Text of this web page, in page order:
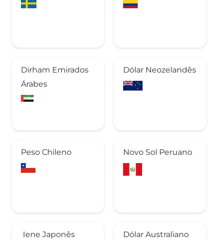
Dirham Emirados
Árabes
Dólar Neozelandês
Peso Chileno Novo Sol Peruano
Iene Japonês Dólar Australiano